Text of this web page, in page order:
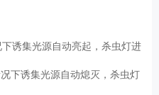
诱集光源自动亮起，杀虫灯进
下诱集光源自动熄灭，杀虫灯